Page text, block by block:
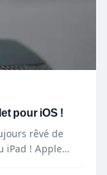
pour iOS !
rêvé de
iPad ! Apple…